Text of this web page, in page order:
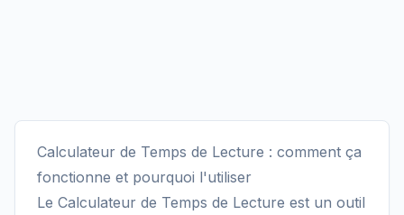
Calculateur de Temps de Lecture : comment ça
fonctionne et pourquoi l'utiliser
Le Calculateur de Temps de Lecture est un outil